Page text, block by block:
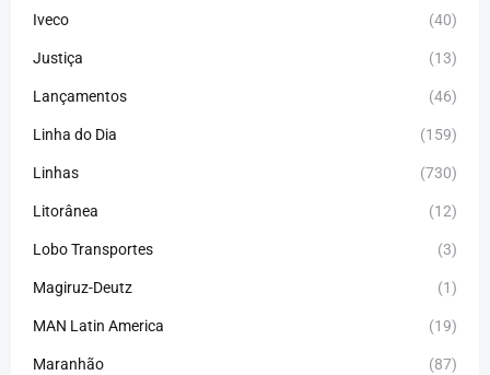
Iveco (40)
Justiça (13)
Lançamentos (46)
Linha do Dia (159)
Linhas (730)
Litorânea (12)
Lobo Transportes (3)
Magiruz-Deutz (1)
MAN Latin America (19)
Maranhão (87)